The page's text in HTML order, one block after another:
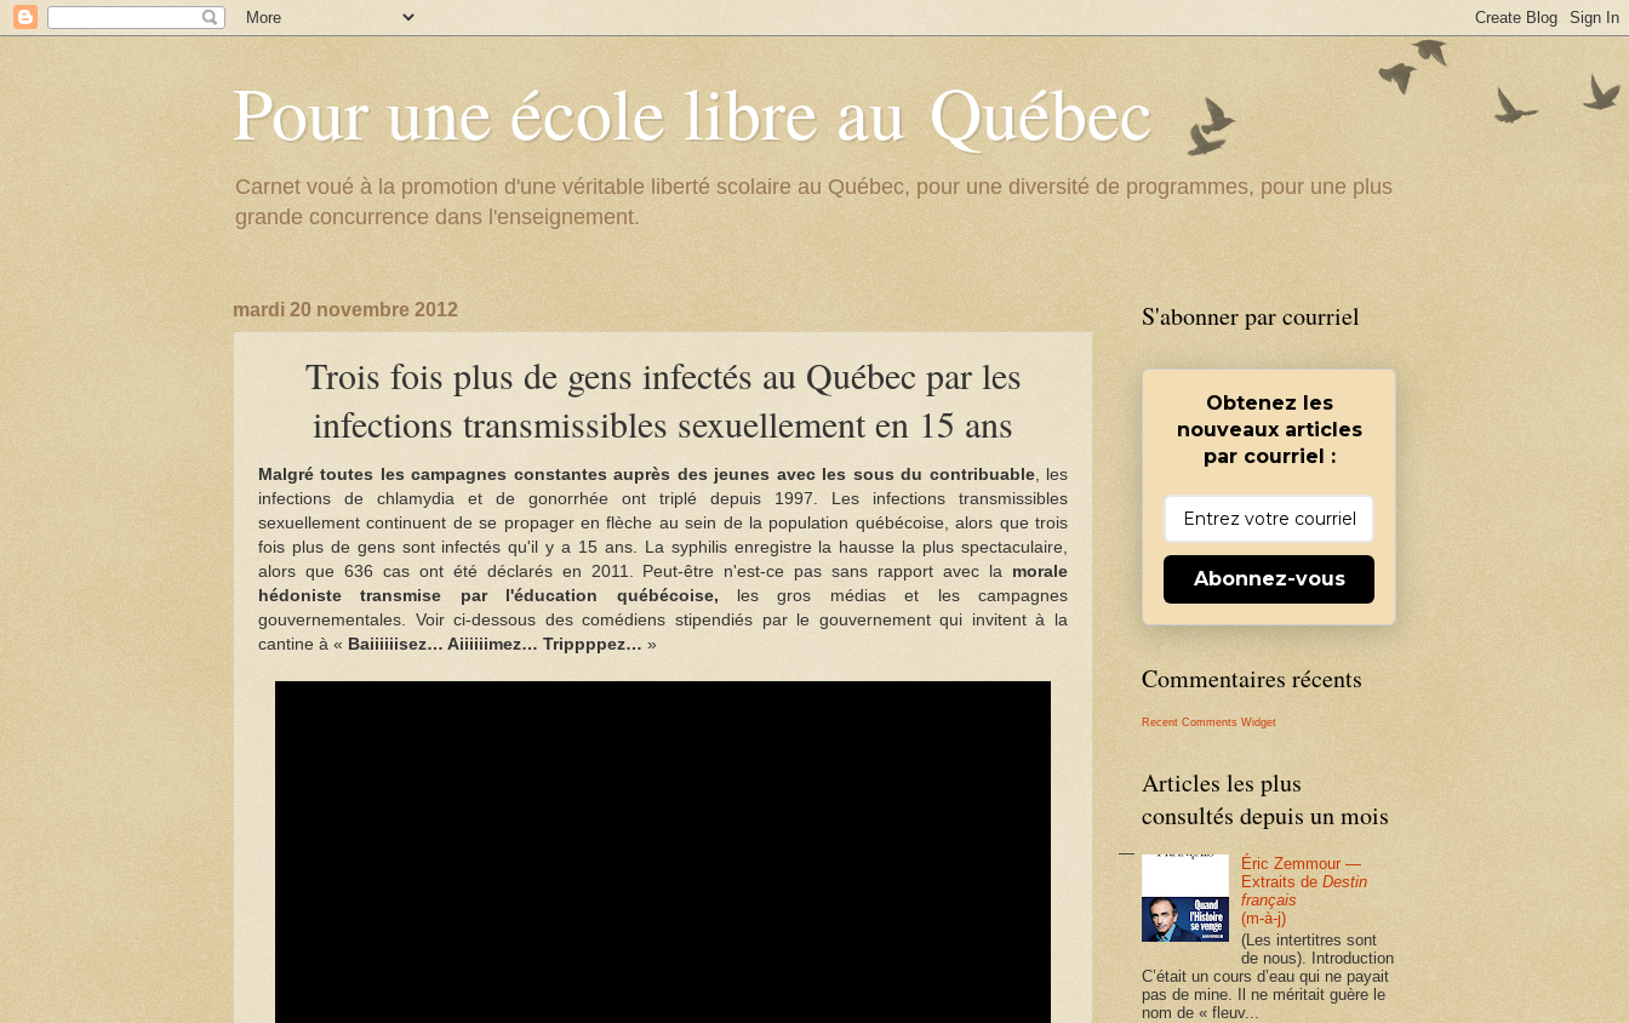
Pour une école libre au Québec
Carnet voué à la promotion d'une véritable liberté scolaire au Québec, pour une diversité de programmes, pour une plus
grande concurrence dans l'enseignement.
mardi 20 novembre 2012
Trois fois plus de gens infectés au Québec par les
infections transmissibles sexuellement en 15 ans
Malgré toutes les campagnes constantes auprès des jeunes avec les sous du contribuable, les
infections de chlamydia et de gonorrhée ont triplé depuis 1997. Les infections transmissibles
sexuellement continuent de se propager en flèche au sein de la population québécoise, alors que trois
fois plus de gens sont infectés qu'il y a 15 ans. La syphilis enregistre la hausse la plus spectaculaire,
alors que 636 cas ont été déclarés en 2011. Peut-être n'est-ce pas sans rapport avec la morale
hédoniste transmise par l'éducation québécoise, les gros médias et les campagnes
gouvernementales. Voir ci-dessous des comédiens stipendiés par le gouvernement qui invitent à la
cantine à « Baiiiiiisez… Aiiiiiimez… Trippppez… »
S'abonner par courriel
Obtenez les
nouveaux articles
par courriel :
Abonnez-vous
Commentaires récents
Recent Comments Widget
Articles les plus
consultés depuis un mois
Éric Zemmour —
Extraits deDestin
français
(m-à-j)
(Les intertitres sont
de nous). Introduction
C’était un cours d’eau qui ne payait
pas de mine. Il ne méritait guère le
nom de « fleuv...